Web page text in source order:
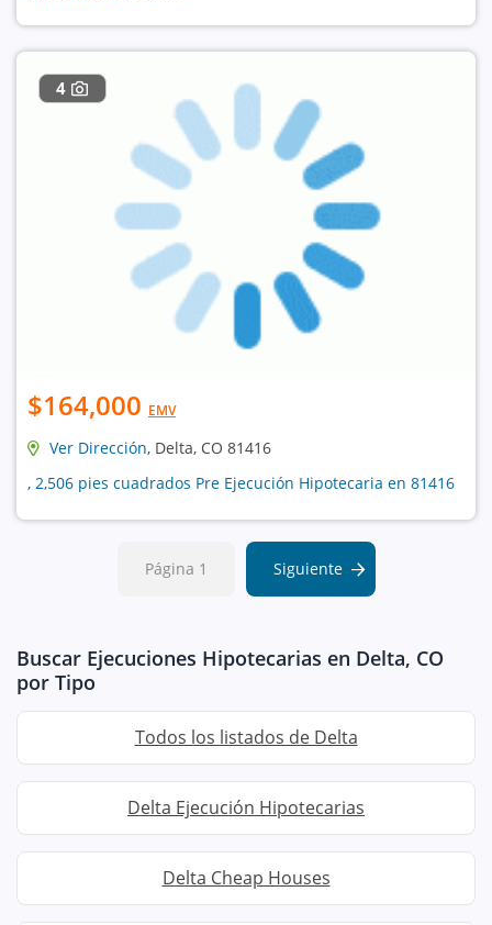
4
$164,000 EMV
Ver Dirección, Delta, CO 81416
, 2,506 pies cuadrados Pre Ejecución Hipotecaria en 81416
Página 1 Siguiente
Buscar Ejecuciones Hipotecarias en Delta, CO
por Tipo
Todos los listados de Delta
Delta Ejecución Hipotecarias
Delta Cheap Houses